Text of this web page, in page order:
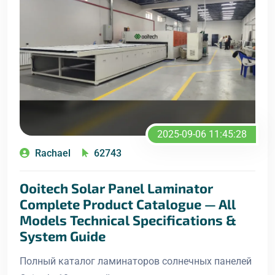
2025-09-06 11:45:28
Rachael
62743
Ooitech Solar Panel Laminator
Complete Product Catalogue — All
Models Technical Specifications &
System Guide
Полный каталог ламинаторов солнечных панелей